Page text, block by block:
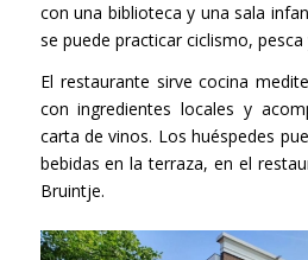
con una biblioteca y una sala
se puede practicar ciclismo,
El restaurante sirve cocina
con ingredientes locales y
carta de vinos. Los huéspedes
bebidas en la terraza, en el
Bruintje.